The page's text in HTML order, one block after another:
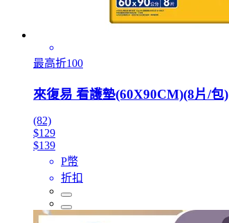
最高折100
來復易 看護墊(60X90CM)(8片/包)
(82)
$129
$139
P幣
折扣